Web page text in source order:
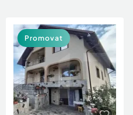
Promovat